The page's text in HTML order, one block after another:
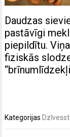
Daudzas
pastāvīgi
piepildītu.
fiziskās
Kategorijas